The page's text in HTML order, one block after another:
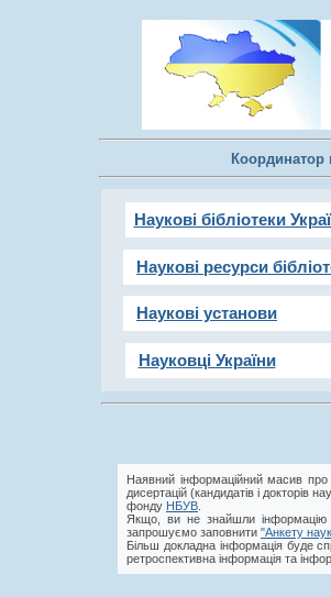
Координатор
Наукові бібліотеки
Наукові ресурси
Наукові установи
Науковці України
Наявний інформаційний масив про
дисертацій (кандидатів і докторів
фонду НБУВ
Якщо, ви не знайшли інформацію
запрошуємо заповнити "Анкету
Більш докладна інформація буде
ретроспективна інформація та